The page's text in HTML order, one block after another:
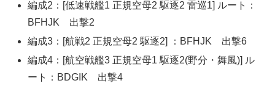
編成2：[低速戦艦1 正規空母2 駆逐2 雷巡1] ルート：
BFHJK 出撃2
編成3：[航戦2 正規空母2 駆逐2] ：BFHJK 出撃6
編成4：[航空戦艦3 正規空母1 駆逐2(野分・舞風)] ル
ート：BDGIK 出撃4